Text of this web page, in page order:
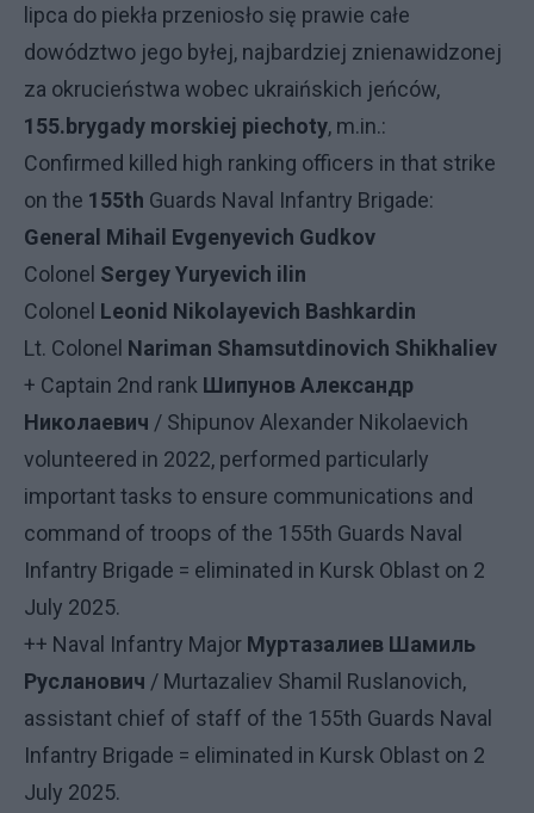
lipca do piekła przeniosło się prawie całe
dowództwo jego byłej, najbardziej znienawidzonej
za okrucieństwa wobec ukraińskich jeńców,
155.brygady morskiej piechoty, m.in.:
Confirmed killed high ranking officers in that strike
on the 155th Guards Naval Infantry Brigade:
General Mihail Evgenyevich Gudkov
Colonel Sergey Yuryevich ilin
Colonel Leonid Nikolayevich Bashkardin
Lt. Colonel Nariman Shamsutdinovich Shikhaliev
+ Captain 2nd rank Шипунов Александр
Николаевич / Shipunov Alexander Nikolaevich
volunteered in 2022, performed particularly
important tasks to ensure communications and
command of troops of the 155th Guards Naval
Infantry Brigade = eliminated in Kursk Oblast on 2
July 2025.
++ Naval Infantry Major Муртазалиев Шамиль
Русланович / Murtazaliev Shamil Ruslanovich,
assistant chief of staff of the 155th Guards Naval
Infantry Brigade = eliminated in Kursk Oblast on 2
July 2025.